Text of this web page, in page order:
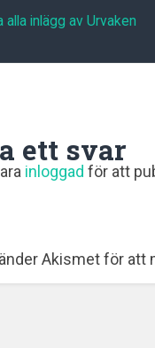
alla inlägg av Urvaken
ett svar
inloggad för att
Akismet för att